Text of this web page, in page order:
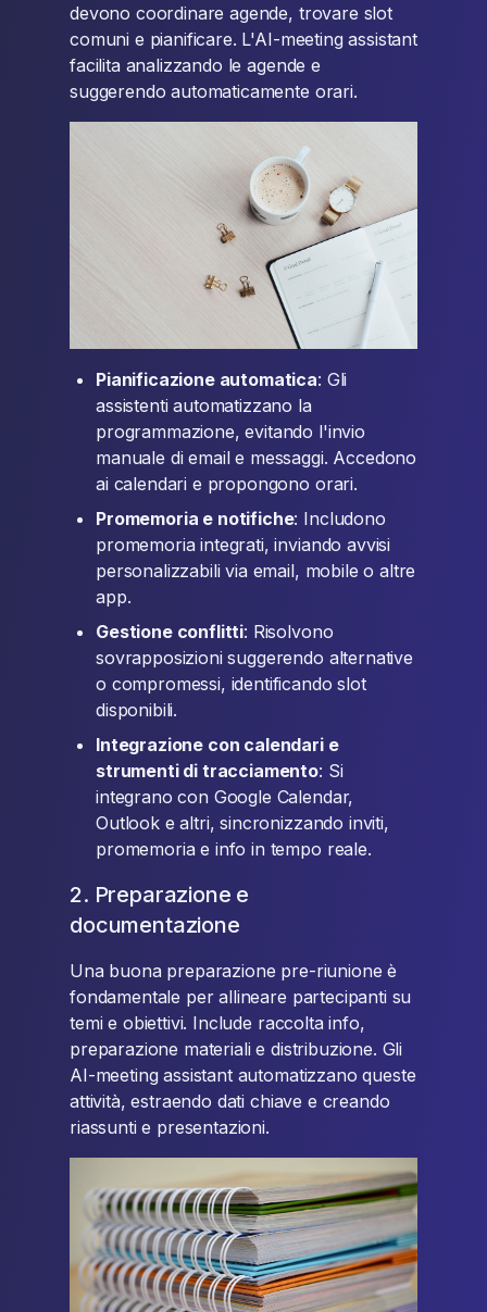
devono coordinare agende, trovare slot
comuni e pianificare. L'AI-meeting assistant
facilita analizzando le agende e
suggerendo automaticamente orari.
Pianificazione automatica: Gli
assistenti automatizzano la
programmazione, evitando l'invio
manuale di email e messaggi. Accedono
ai calendari e propongono orari.
Promemoria e notifiche: Includono
promemoria integrati, inviando avvisi
personalizzabili via email, mobile o altre
app.
Gestione conflitti: Risolvono
sovrapposizioni suggerendo alternative
o compromessi, identificando slot
disponibili.
Integrazione con calendari e
strumenti di tracciamento: Si
integrano con Google Calendar,
Outlook e altri, sincronizzando inviti,
promemoria e info in tempo reale.
2. Preparazione e
documentazione
Una buona preparazione pre-riunione è
fondamentale per allineare partecipanti su
temi e obiettivi. Include raccolta info,
preparazione materiali e distribuzione. Gli
AI-meeting assistant automatizzano queste
attività, estraendo dati chiave e creando
riassunti e presentazioni.